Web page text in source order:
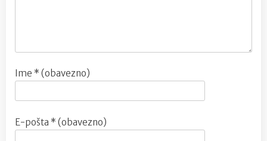
Ime * (obavezno)
E-pošta * (obavezno)